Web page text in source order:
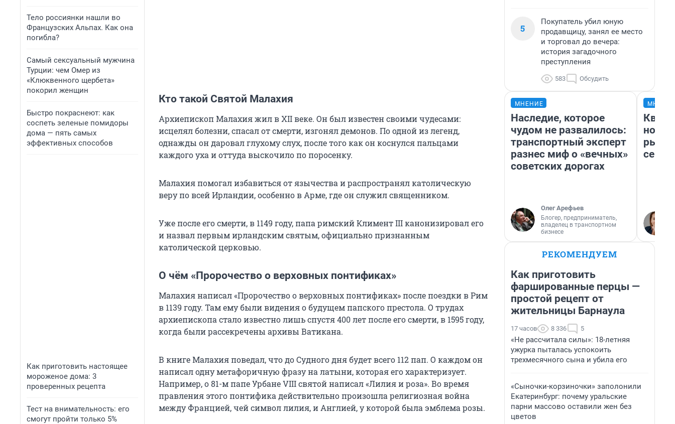
Тело россиянки нашли во
Французских Альпах. Как она
погибла?
Самый сексуальный мужчина
Турции: чем Омер из
«Клюквенного щербета»
покорил женщин
Быстро покраснеют: как
соспеть зеленые помидоры
дома — пять самых
эффективных способов
Как приготовить настоящее
мороженое дома: 3
проверенных рецепта
Тест на внимательность: его
смогут пройти только 5%
Кто такой Святой Малахия
Архиепископ Малахия жил в XII веке. Он был известен своими чудесами:
исцелял болезни, спасал от смерти, изгонял демонов. По одной из легенд,
однажды он даровал глухому слух, после того как он коснулся пальцами
каждого уха и оттуда выскочило по поросенку.
Малахия помогал избавиться от язычества и распространял католическую
веру по всей Ирландии, особенно в Арме, где он служил священником.
Уже после его смерти, в 1149 году, папа римский Климент III канонизировал его
и назвал первым ирландским святым, официально признанным
католической церковью.
О чём «Пророчество о верховных понтификах»
Малахия написал «Пророчество о верховных понтификах» после поездки в Рим
в 1139 году. Там ему были видения о будущем папского престола. О трудах
архиепископа стало известно лишь спустя 400 лет после его смерти, в 1595 году,
когда были рассекречены архивы Ватикана.
В книге Малахия поведал, что до Судного дня будет всего 112 пап. О каждом он
написал одну метафоричную фразу на латыни, которая его характеризует.
Например, о 81-м папе Урбане VIII святой написал «Лилия и роза». Во время
правления этого понтифика действительно произошла религиозная война
между Францией, чей символ лилия, и Англией, у которой была эмблема розы.
5
Покупатель убил юную
продавщицу, занял ее место
и торговал до вечера:
история загадочного
преступления
583 Обсудить
МНЕНИЕ
Наследие, которое
чудом не развалилось:
транспортный эксперт
разнес миф о «вечных»
советских дорогах
Олег Арефьев
Блогер, предприниматель,
владелец в транспортном
бизнесе
но
РЕКОМЕНДУЕМ
Как приготовить
фаршированные перцы —
простой рецепт от
жительницы Барнаула
17 часов 8 336 5
«Не рассчитала силы»: 18-летняя
ужурка пыталась успокоить
трехмесячного сына и убила его
«Сыночки-корзиночки» заполонили
Екатеринбург: почему уральские
парни массово оставили жен без
цветов